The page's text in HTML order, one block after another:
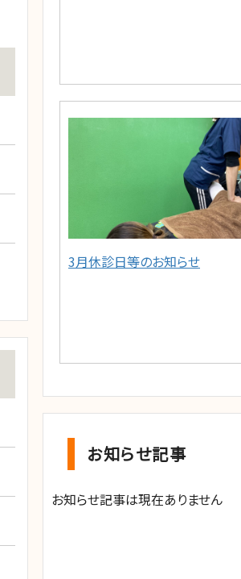
3月休診日等のお知らせ
お知らせ記事
お知らせ記事は現在ありません